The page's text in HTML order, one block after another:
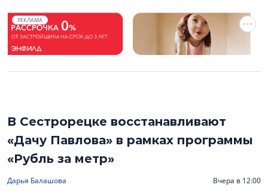
РЕКЛАМА
В Сестрорецке восстанавливают
«Дачу Павлова» в рамках программы
«Рубль за метр»
Дарья Балашова Вчера в 12:00